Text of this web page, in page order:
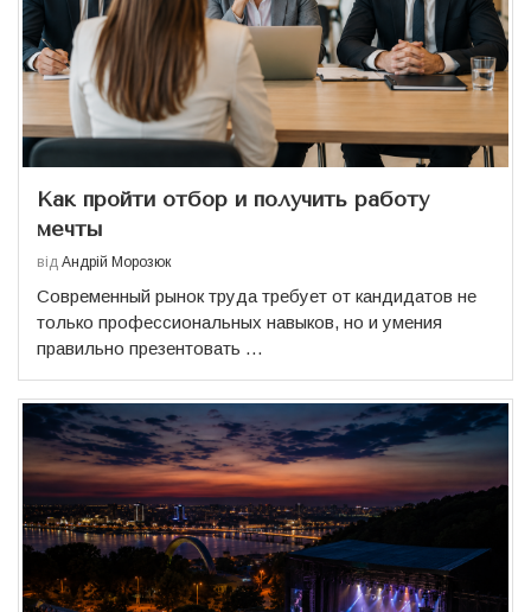
Как пройти отбор и получить работу
мечты
від Андрій Морозюк
Современный рынок труда требует от кандидатов не
только профессиональных навыков, но и умения
правильно презентовать …